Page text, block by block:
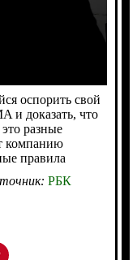
оспорить свой
и доказать, что
разные
компанию
правила
РБК